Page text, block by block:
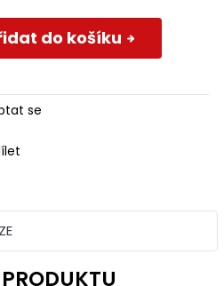
do košíku
se